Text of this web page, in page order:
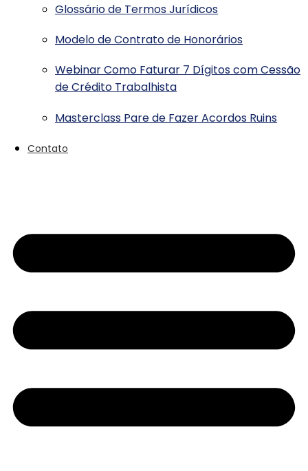
Glossário de Termos Jurídicos
Modelo de Contrato de Honorários
Webinar Como Faturar 7 Dígitos com Cessão
de Crédito Trabalhista
Masterclass Pare de Fazer Acordos Ruins
Contato